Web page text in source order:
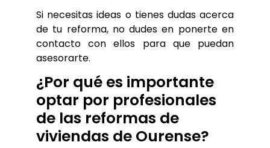
Si necesitas ideas o tienes dudas acerca
de tu reforma, no dudes en ponerte en
contacto con ellos para que puedan
asesorarte.
¿Por qué es importante
optar por profesionales
de las reformas de
viviendas de Ourense?